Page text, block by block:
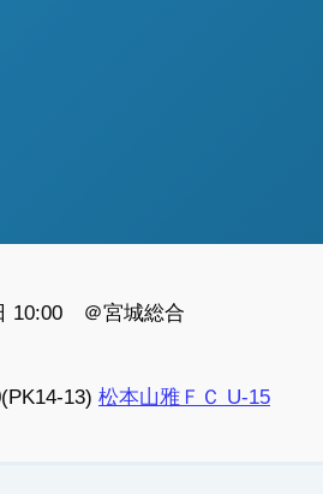
10:00 ＠宮城総合
13) 松本山雅ＦＣ U-15